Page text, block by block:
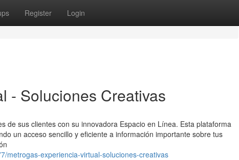
Register Login
- Soluciones Creativas
de sus clientes con su innovadora Espacio en Línea. Esta plataforma
un acceso sencillo y eficiente a información importante sobre tus
metrogas-experiencia-virtual-soluciones-creativas